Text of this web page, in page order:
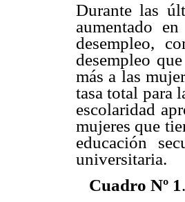
Durante las
aumentado
desempleo,
desempleo
más a las
tasa total para
escolaridad
mujeres que
educación
universitaria.
Cuadro Nº 1